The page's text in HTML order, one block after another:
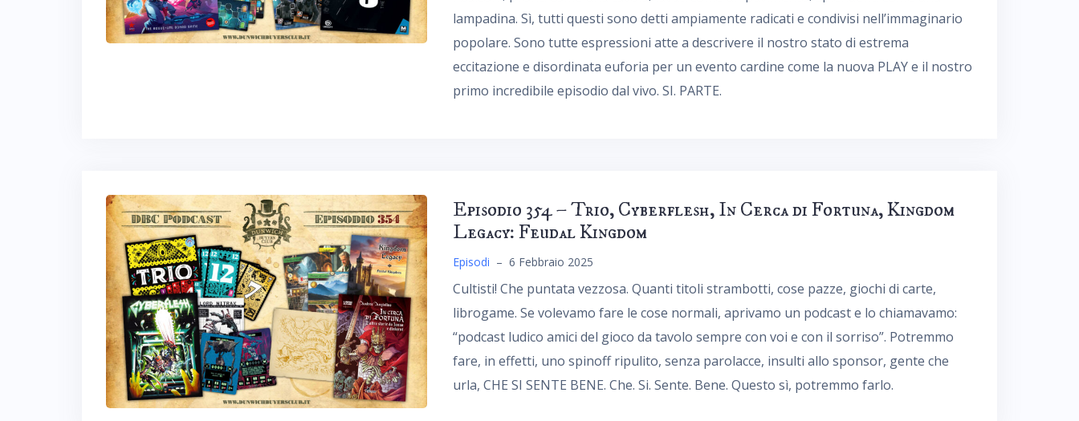
lampadina. Sì, tutti questi sono detti ampiamente radicati e condivisi nell’immaginario
popolare. Sono tutte espressioni atte a descrivere il nostro stato di estrema
eccitazione e disordinata euforia per un evento cardine come la nuova PLAY e il nostro
primo incredibile episodio dal vivo. SI. PARTE.
Episodio 354 – Trio, Cyberflesh, In Cerca di Fortuna, Kingdom
Legacy: Feudal Kingdom
Episodi – 6 Febbraio 2025
Cultisti! Che puntata vezzosa. Quanti titoli strambotti, cose pazze, giochi di carte,
librogame. Se volevamo fare le cose normali, aprivamo un podcast e lo chiamavamo:
“podcast ludico amici del gioco da tavolo sempre con voi e con il sorriso”. Potremmo
fare, in effetti, uno spinoff ripulito, senza parolacce, insulti allo sponsor, gente che
urla, CHE SI SENTE BENE. Che. Si. Sente. Bene. Questo sì, potremmo farlo.